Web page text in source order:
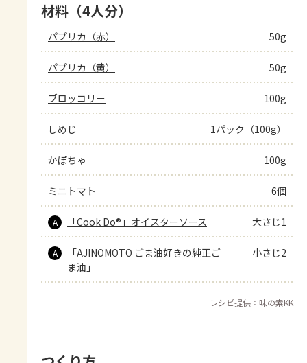
材料（4人分）
パプリカ（赤） 50g
パプリカ（黄） 50g
ブロッコリー 100g
しめじ 1パック（100g）
かぼちゃ 100g
ミニトマト 6個
A 「Cook Do®」オイスターソース 大さじ1
A
「AJINOMOTO ごま油好きの純正ご
ま油」
小さじ2
レシピ提供：味の素KK